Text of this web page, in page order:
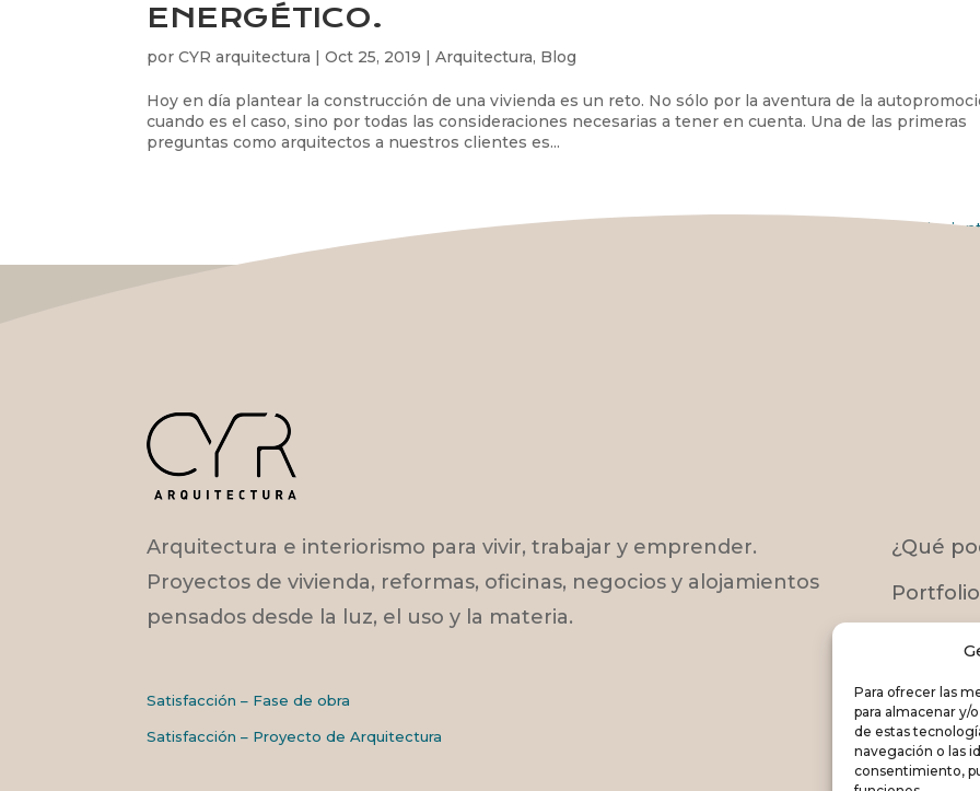
Para ofrecer las
para almacenar y/
de estas
navegación o las
consentimiento,
ENERGÉTICO.
porCYR arquitectura |Oct 25, 2019 |Arquitectura, Blog
Hoy en día plantear la construcción de una vivienda es un reto. No sólo por la aventura de la
cuando es el caso, sino por todas las consideraciones necesarias a tener en cuenta. Una de las primeras
preguntas como arquitectos a nuestros clientes es...
Entradas
Arquitectura e interiorismo para vivir, trabajar y emprender.
Proyectos de vivienda, reformas, oficinas, negocios y alojamientos
pensados desde la luz, el uso y la materia.
Satisfacción – Fase de obra
Satisfacción – Proyecto de Arquitectura
¿Qué
Portfolio
Blog